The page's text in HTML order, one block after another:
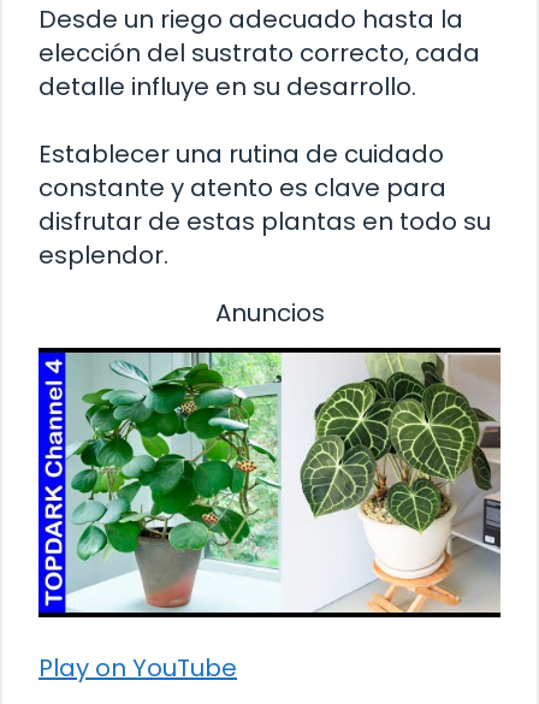
Desde un riego adecuado hasta la
elección del sustrato correcto, cada
detalle influye en su desarrollo.
Establecer una rutina de cuidado
constante y atento es clave para
disfrutar de estas plantas en todo su
esplendor.
Anuncios
Play on YouTube